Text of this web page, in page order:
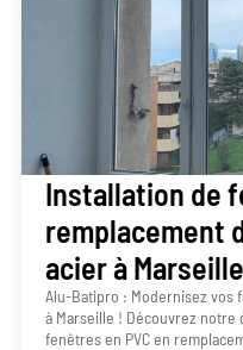
Installation de
remplacement
acier à
Alu-Batipro : Modernisez vos
à Marseille ! Découvrez
fenêtres en PVC en